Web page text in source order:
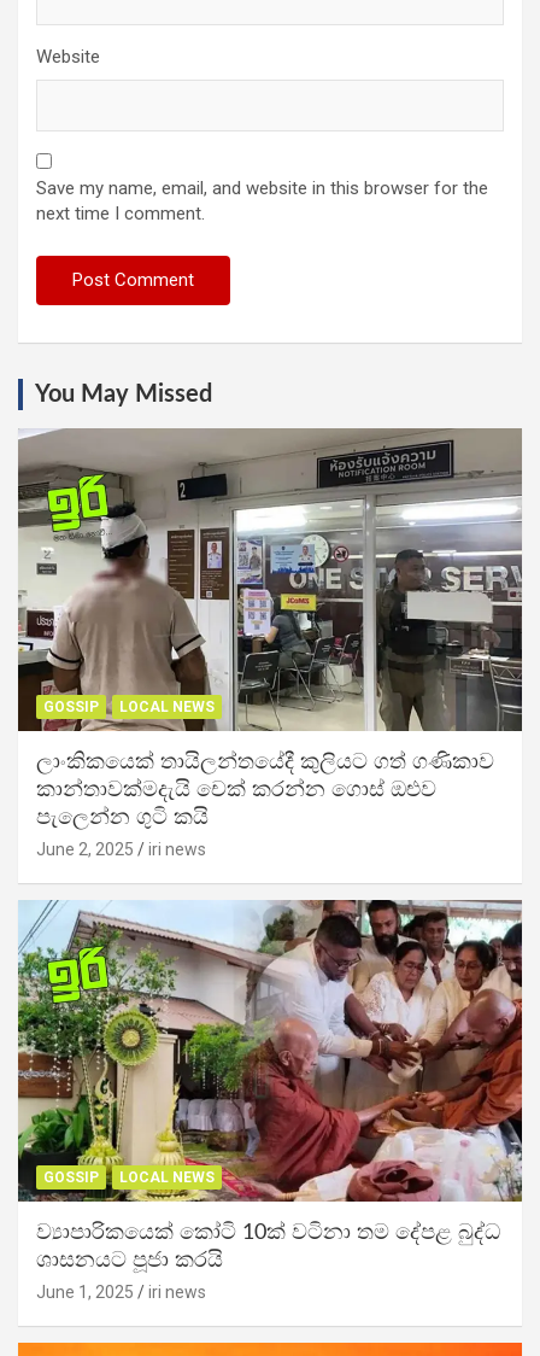
Website
Save my name, email, and website in this browser for the
next time I comment.
You May Missed
GOSSIP LOCAL NEWS
ලාංකිකයෙක් තායිලන්තයේදී කුලියට ගත් ගණිකාව
කාන්තාවක්මදැයි චෙක් කරන්න ගොස් ඔළුව
පැලෙන්න ගුටි කයි
June 2, 2025 iri news
GOSSIP LOCAL NEWS
ව්‍යාපාරිකයෙක් කෝටි 10ක් වටිනා තම දේපළ බුද්ධ
ශාසනයට පූජා කරයි
June 1, 2025 iri news